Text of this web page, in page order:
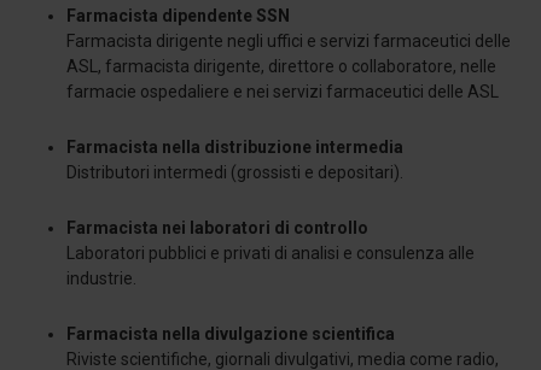
Farmacista dipendente SSN
Farmacista dirigente negli uffici e servizi farmaceutici delle
ASL, farmacista dirigente, direttore o collaboratore, nelle
farmacie ospedaliere e nei servizi farmaceutici delle ASL
Farmacista nella distribuzione intermedia
Distributori intermedi (grossisti e depositari).
Farmacista nei laboratori di controllo
Laboratori pubblici e privati di analisi e consulenza alle
industrie.
Farmacista nella divulgazione scientifica
Riviste scientifiche, giornali divulgativi, media come radio,